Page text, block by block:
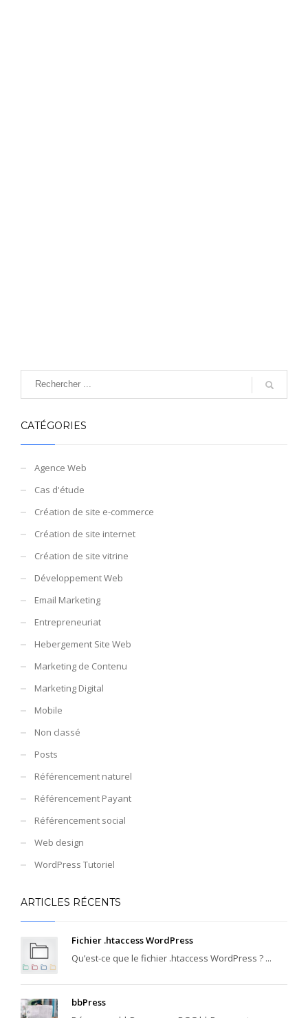
CATÉGORIES
Agence Web
Cas d'étude
Création de site e-commerce
Création de site internet
Création de site vitrine
Développement Web
Email Marketing
Entrepreneuriat
Hebergement Site Web
Marketing de Contenu
Marketing Digital
Mobile
Non classé
Posts
Référencement naturel
Référencement Payant
Référencement social
Web design
WordPress Tutoriel
ARTICLES RÉCENTS
Fichier .htaccess WordPress
Qu’est-ce que le fichier .htaccess WordPress ? ...
bbPress